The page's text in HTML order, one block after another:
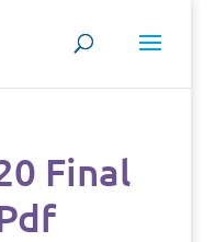
Final